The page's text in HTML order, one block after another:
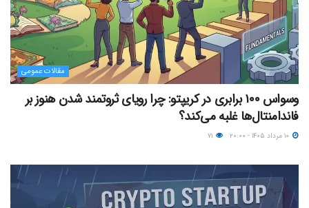
مقالات عمومی
وسواس ۱۰۰ برابری در کریپتو: چرا رویای ثروتمند شدن هنوز بر
فاندامنتال‌ها غلبه می‌کند؟